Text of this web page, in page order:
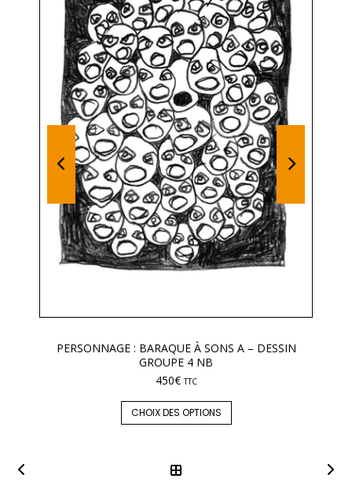
PERSONNAGE : BARAQUE À SONS A – DESSIN
GROUPE 4 NB
450€ TTC
CHOIX DES OPTIONS